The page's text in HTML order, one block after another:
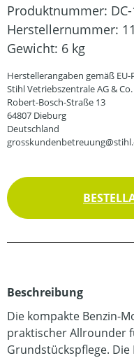
Produktnummer:
Herstellernummer:
Gewicht: 6 kg
Herstellerangaben gemäß
Stihl Vetriebszentrale AG & Co.
Robert-Bosch-Straße 13
64807 Dieburg
Deutschland
Beschreibung
Die kompakte Benzin-
praktischer Allrounder
Grundstückspflege. Die